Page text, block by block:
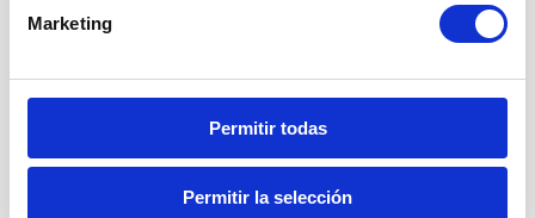
Marketing
Permitir todas
Permitir la selección
Telefóno